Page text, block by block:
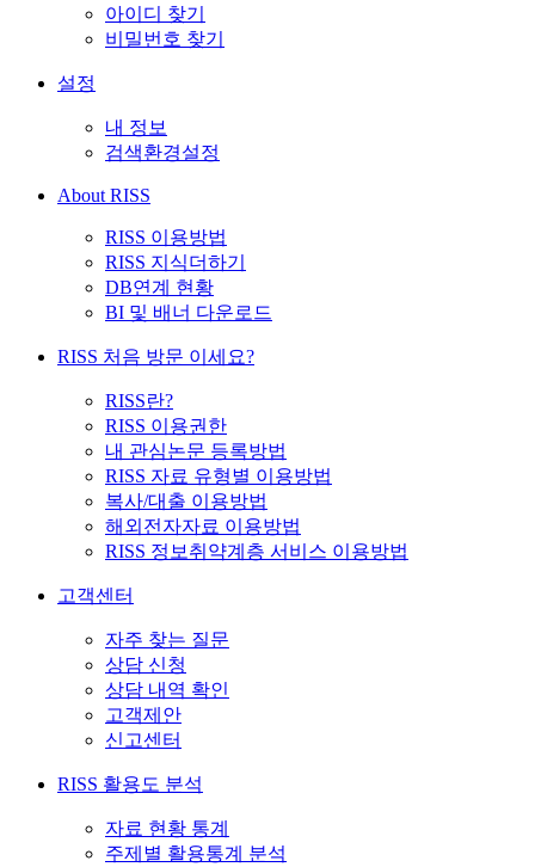
아이디 찾기
비밀번호 찾기
설정
내 정보
검색환경설정
About RISS
RISS 이용방법
RISS 지식더하기
DB연계 현황
BI 및 배너 다운로드
RISS 처음 방문 이세요?
RISS란?
RISS 이용권한
내 관심논문 등록방법
RISS 자료 유형별 이용방법
복사/대출 이용방법
해외전자자료 이용방법
RISS 정보취약계층 서비스 이용방법
고객센터
자주 찾는 질문
상담 신청
상담 내역 확인
고객제안
신고센터
RISS 활용도 분석
자료 현황 통계
주제별 활용통계 분석